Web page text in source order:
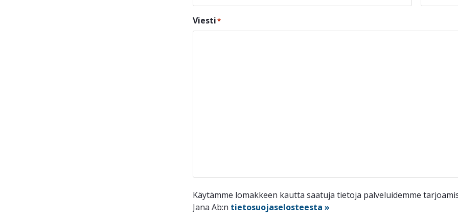
Viesti*
Käytämme lomakkeen kautta saatuja tietoja palveluidemme
Jana Ab:n tietosuojaselosteesta »